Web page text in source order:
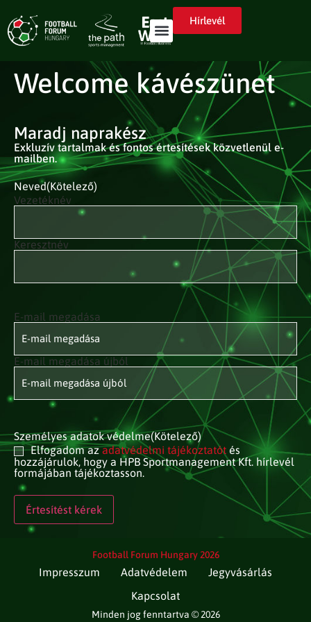
Hírlevél
Welcome kávészünet
Maradj naprakész
Exkluzív tartalmak és fontos értesítések közvetlenül e-
mailben.
Neved(Kötelező)
Vezetéknév
Keresztnév
E-mail
címed(Kötelező)
E-mail megadása
E-mail megadása újból
Személyes adatok védelme(Kötelező)
Elfogadom azadatvédelmi tájékoztatót és
hozzájárulok, hogy a HPB Sportmanagement Kft. hírlevél
formájában tájékoztasson.
Football Forum Hungary 2026
Impresszum Adatvédelem
Jegyvásárlás
Kapcsolat
Minden jog fenntartva © 2026